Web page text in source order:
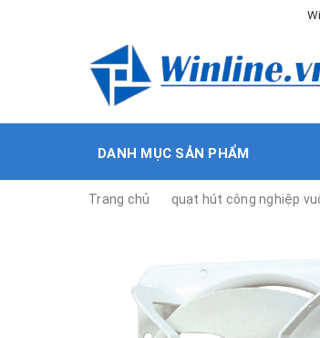
DANH MỤC SẢN PHẨM
Trang chủ quạt hút công nghiệp